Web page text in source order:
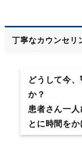
丁寧なカウンセリ
どうして今
か？
患者さん一
とに時間をか